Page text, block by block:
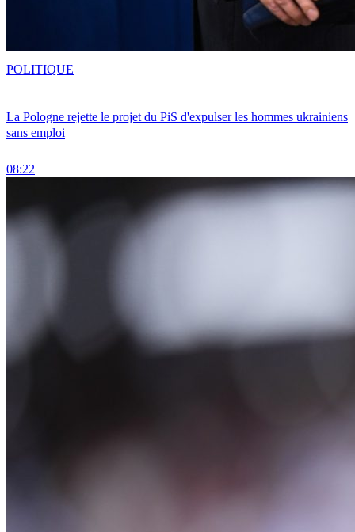
La Pologne rejette le projet du PiS d'expulser les hommes ukrainiens
sans emploi
08:22
POLITIQUE